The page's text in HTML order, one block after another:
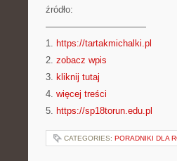
źródło:
———————————
1. https://tartakmichalki.pl
2. zobacz wpis
3. kliknij tutaj
4. więcej treści
5. https://sp18torun.edu.pl
CATEGORIES: PORADNIKI DLA